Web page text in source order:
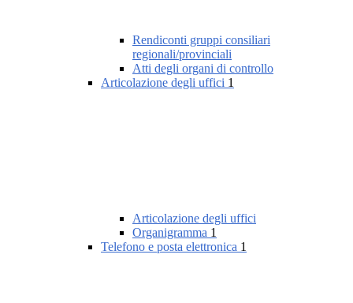
Rendiconti gruppi consiliari
regionali/provinciali
Atti degli organi di controllo
Articolazione degli uffici 1
Articolazione degli uffici
Organigramma 1
Telefono e posta elettronica 1